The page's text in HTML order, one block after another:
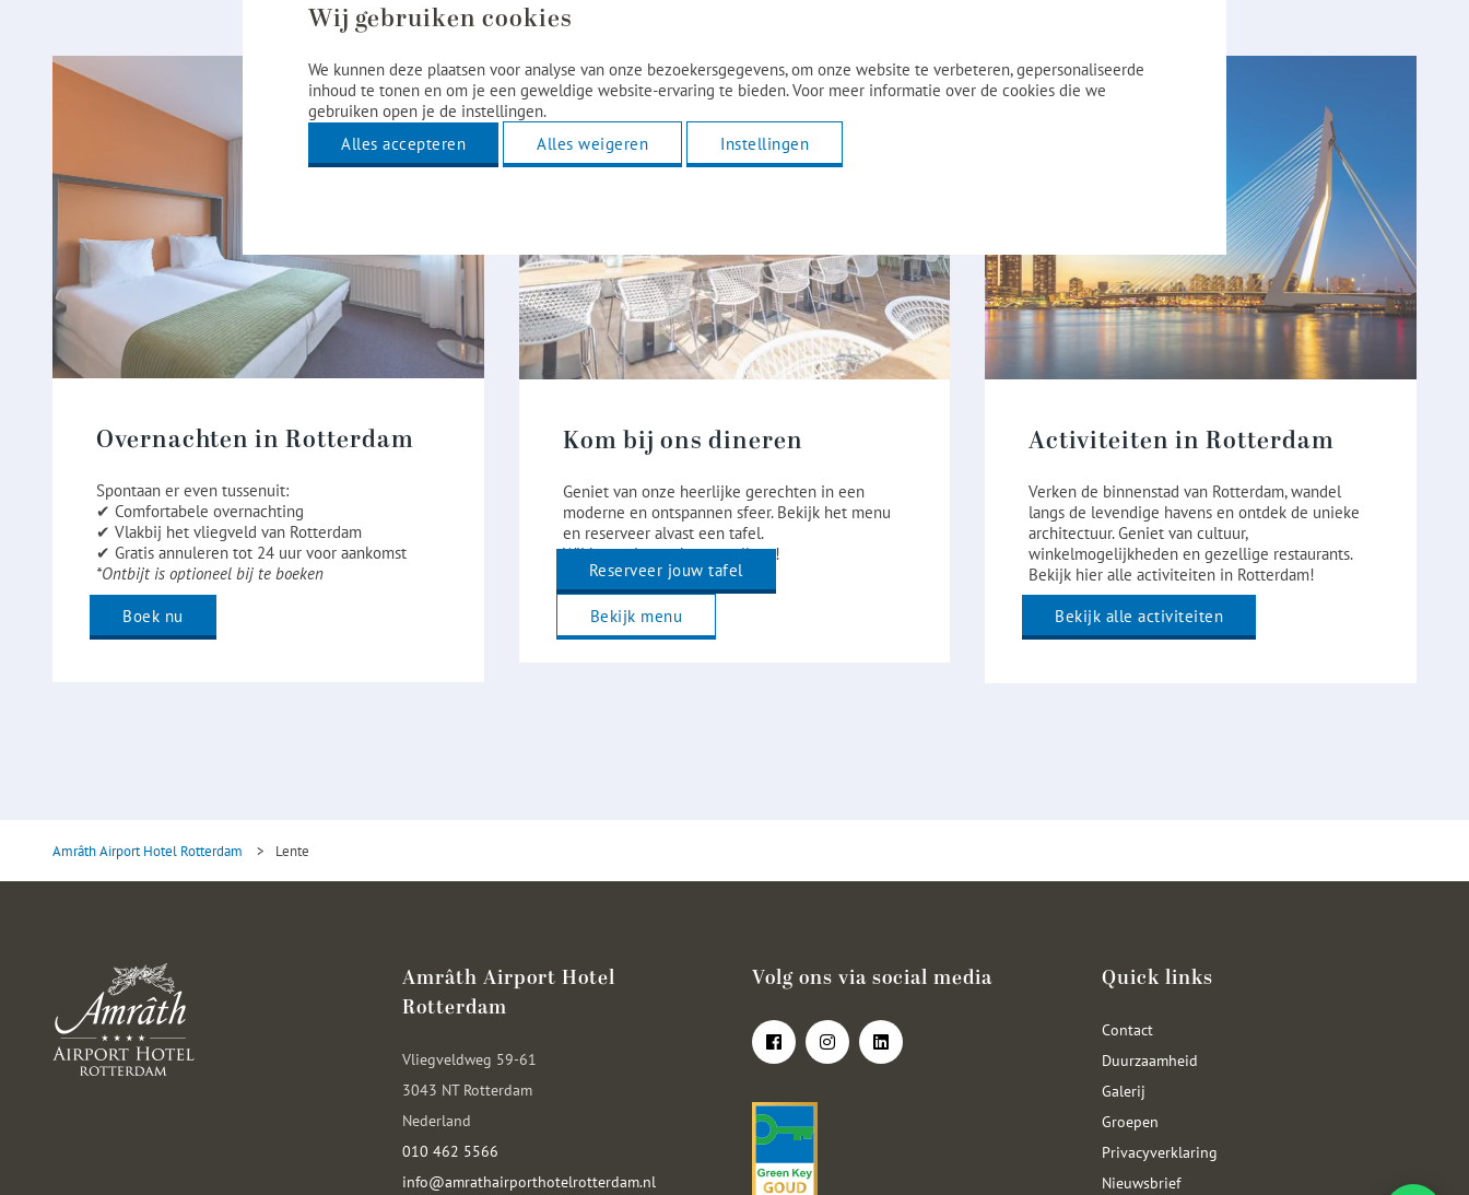
Overnachten in Rotterdam
Spontaan er even tussenuit:
✔ Comfortabele overnachting
✔ Vlakbij het vliegveld van Rotterdam
✔ Gratis annuleren tot 24 uur voor aankomst
*Ontbijt is optioneel bij te boeken
Boek nu
Kom bij ons dineren
Geniet van onze heerlijke gerechten in een
moderne en ontspannen sfeer. Bekijk het menu
en reserveer alvast een tafel.
Wij heten je van harte welkom!
Reserveer jouw tafel
Bekijk menu
Activiteiten in Rotterdam
Verken de binnenstad van Rotterdam, wandel
langs de levendige havens en ontdek de unieke
architectuur. Geniet van cultuur,
winkelmogelijkheden en gezellige restaurants.
Bekijk hier alle activiteiten in Rotterdam!
Bekijk alle activiteiten
Amrâth Airport Hotel Rotterdam > Lente
Amrâth Airport Hotel
Rotterdam
Vliegveldweg 59-61
3043 NT Rotterdam
Nederland
010 462 5566
info@amrathairporthotelrotterdam.nl
Volg ons via social media Quick links
Contact
Duurzaamheid
Galerij
Groepen
Privacyverklaring
Nieuwsbrief
Wij gebruiken cookies
We kunnen deze plaatsen voor analyse van onze bezoekersgegevens, om onze website te verbeteren, gepersonaliseerde
inhoud te tonen en om je een geweldige website-ervaring te bieden. Voor meer informatie over de cookies die we
gebruiken open je de instellingen.
Alles accepteren
Alles weigeren Instellingen